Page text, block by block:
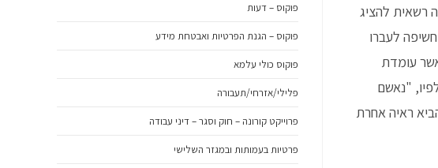
08, לפיהם, "…אין התביעה רשאית להציג
לעברו
עומדת
את כוחה גם מהוראת סעיף 163 לחסד"פ, לפיו, "נאשם
ראיה אחרת
פוקוס – דעות
פוקוס – הגנת הפרטיות ואבטחת מידע
פוקוס כולי עלמא
פלילי/אזרחי/תעבורה
פרוייקט קורונה – חוק וסגר – דיני עבודה
פרטיות בעמותות ובמגזר השלישי